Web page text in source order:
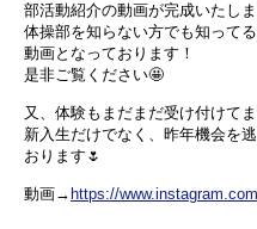
部活動紹介の動画が完成いたし
体操部を知らない方でも知って
動画となっております！
是非ご覧ください🤩
又、体験もまだまだ受け付けてま
新入生だけでなく、昨年機会を
おります🌷
動画→ https://